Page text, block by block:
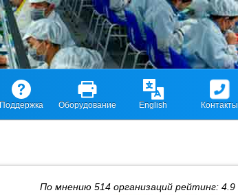
Поддержка Оборудование English Контакты
По мнению 514 организаций рейтинг: 4.9